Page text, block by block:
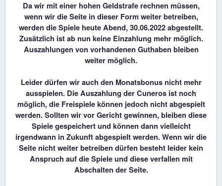
Da wir mit einer hohen Geldstrafe rechnen müssen,
wenn wir die Seite in dieser Form weiter betreiben,
werden die Spiele heute Abend, 30.06.2022 abgestellt.
Zusätzlich ist ab nun keine Einzahlung mehr möglich.
Auszahlungen von vorhandenen Guthaben bleiben
weiter möglich.
Leider dürfen wir auch den Monatsbonus nicht mehr
ausspielen. Die Auszahlung der Cuneros ist noch
möglich, die Freispiele können jedoch nicht abgespielt
werden. Sollten wir vor Gericht gewinnen, bleiben diese
Spiele gespeichert und können dann vielleicht
irgendwann in Zukunft abgespielt werden. Wenn wir die
Seite nicht weiter betreiben dürfen besteht leider kein
Anspruch auf die Spiele und diese verfallen mit
Abschalten der Seite.